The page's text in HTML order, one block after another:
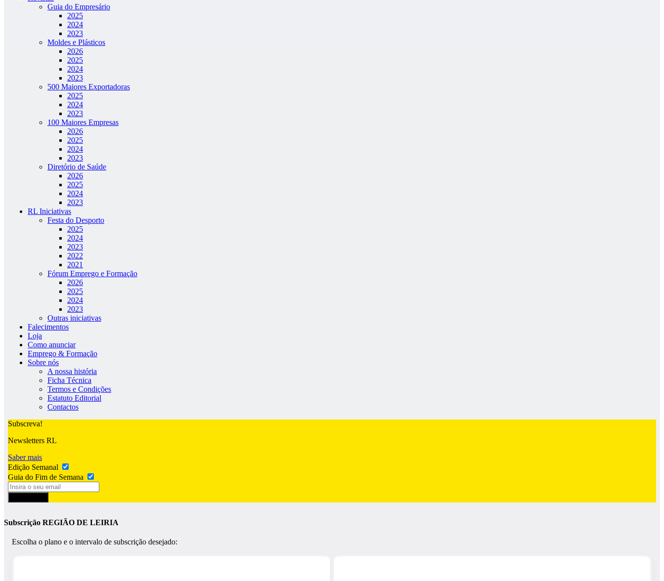
Guia do Empresário
2025
2024
2023
Moldes e Plásticos
2026
2025
2024
2023
500 Maiores Exportadoras
2025
2024
2023
100 Maiores Empresas
2026
2025
2024
2023
Diretório de Saúde
2026
2025
2024
2023
RL Iniciativas
Festa do Desporto
2025
2024
2023
2022
2021
Fórum Emprego e Formação
2026
2025
2024
2023
Outras iniciativas
Falecimentos
Loja
Como anunciar
Emprego & Formação
Sobre nós
A nossa história
Ficha Técnica
Termos e Condições
Estatuto Editorial
Contactos
Subscreva!
Newsletters RL
Saber mais
Edição Semanal
Guia do Fim de Semana
Subscrição REGIÃO DE LEIRIA
Escolha o plano e o intervalo de subscrição desejado: